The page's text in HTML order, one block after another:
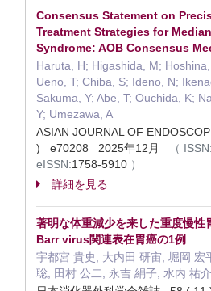
Consensus Statement on
Treatment Strategies for
Syndrome: AOB Consensus
Haruta, H; Higashida, M;
Ueno, T; Chiba, S; Ideno, N;
Sakuma, Y; Abe, T; Ouchida, K;
Y; Umezawa, A
ASIAN JOURNAL OF
) e70208 2025年12月
（ ISSN:
eISSN:1758-5910 ）
詳細を見る
著明な体重減少を来した重度慢
Barr virus関連表在胃癌の1例
宇都宮 貴史, 大内田 研宙, 堀岡 宏
聡, 田村 公二, 永吉 絹子, 水内 祐